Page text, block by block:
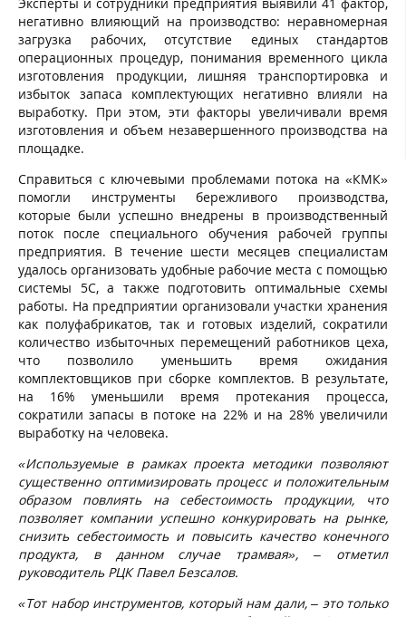
негативно влияющий на производство: неравномерная
загрузка рабочих, отсутствие единых стандартов
операционных процедур, понимания временного цикла
изготовления продукции, лишняя транспортировка и
избыток запаса комплектующих негативно влияли на
выработку. При этом, эти факторы увеличивали время
изготовления и объем незавершенного производства на
площадке.
Справиться с ключевыми проблемами потока на «КМК»
помогли инструменты бережливого производства,
которые были успешно внедрены в производственный
поток после специального обучения рабочей группы
предприятия. В течение шести месяцев специалистам
удалось организовать удобные рабочие места с помощью
системы 5С, а также подготовить оптимальные схемы
работы. На предприятии организовали участки хранения
как полуфабрикатов, так и готовых изделий, сократили
количество избыточных перемещений работников цеха,
что позволило уменьшить время ожидания
комплектовщиков при сборке комплектов. В результате,
на 16% уменьшили время протекания процесса,
сократили запасы в потоке на 22% и на 28% увеличили
выработку на человека.
«Используемые в рамках проекта методики позволяют
существенно оптимизировать процесс и положительным
образом повлиять на себестоимость продукции, что
позволяет компании успешно конкурировать на рынке,
снизить себестоимость и повысить качество конечного
продукта, в данном случае трамвая»,–
отметил
руководитель РЦК Павел Безсалов.
«Тот набор инструментов, который нам дали, – это только